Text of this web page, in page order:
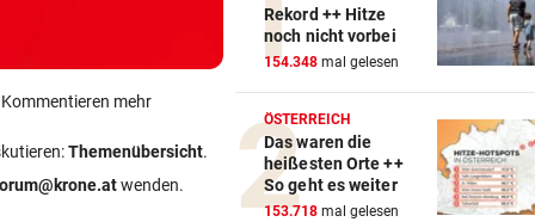
mehr
Themenübersicht.
wenden.
Rekord ++ Hitze
noch nicht vorbei
154.348 mal gelesen
ÖSTERREICH
Das waren die
heißesten Orte ++
So geht es weiter
153.718 mal gelesen